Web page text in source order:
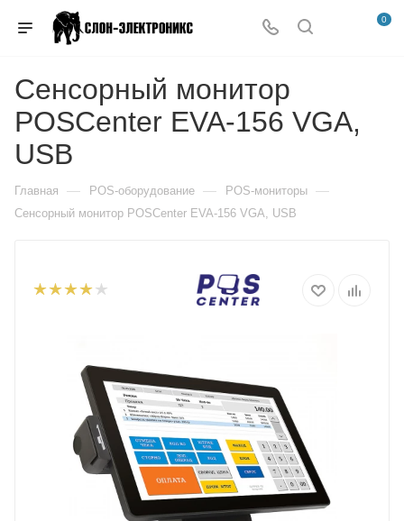
0
Сенсорный монитор
POSCenter EVA-156 VGA,
USB
Главная — POS-оборудование — POS-мониторы —
Сенсорный монитор POSCenter EVA-156 VGA, USB